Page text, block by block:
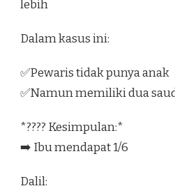
lebih
Dalam kasus ini:
✅Pewaris tidak punya anak
✅Namun memiliki dua
*???? Kesimpulan:*
➡️ Ibu mendapat 1/6
Dalil: